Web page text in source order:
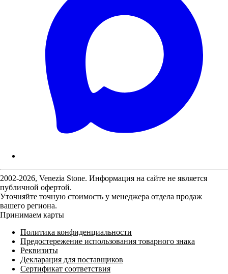
2002-2026, Venezia Stone. Информация на сайте не является
публичной офертой.
Уточняйте точную стоимость у менеджера отдела продаж
вашего региона.
Принимаем карты
Политика конфиденциальности
Предостережение использования товарного знака
Реквизиты
Декларация для поставщиков
Сертификат соответствия